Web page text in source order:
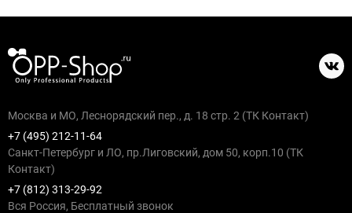
Москва и МО, Леснорядский пер., д. 18 стр. 2 (ТК Контакт)
+7 (495) 212-11-64
Санкт-Петербург и ЛО, пр.Лиговский, дом 50, корп.10 (ТК
Контакт)
+7 (812) 313-29-92
Вся Россия, Бесплатный звонок